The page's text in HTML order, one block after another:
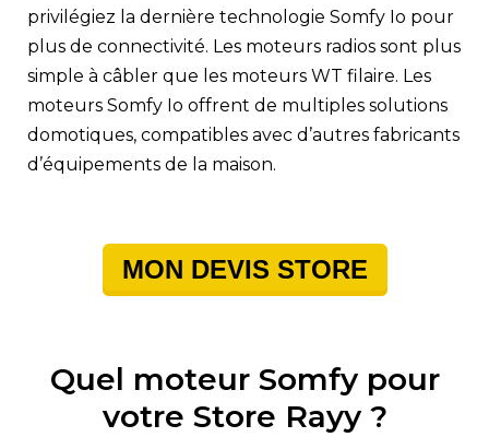
privilégiez la dernière technologie Somfy Io pour
plus de connectivité. Les moteurs radios sont plus
simple à câbler que les moteurs WT filaire. Les
moteurs Somfy Io offrent de multiples solutions
domotiques, compatibles avec d’autres fabricants
d’équipements de la maison.
MON DEVIS STORE
Quel moteur Somfy pour
votre Store Rayy ?